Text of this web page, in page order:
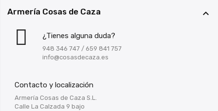
Armería Cosas de Caza 
¿Tienes alguna duda?
948 346 747 / 659 841 757
info@cosasdecaza.es
Contacto y localización
Armería Cosas de Caza S.L.
Calle La Calzada 9 bajo